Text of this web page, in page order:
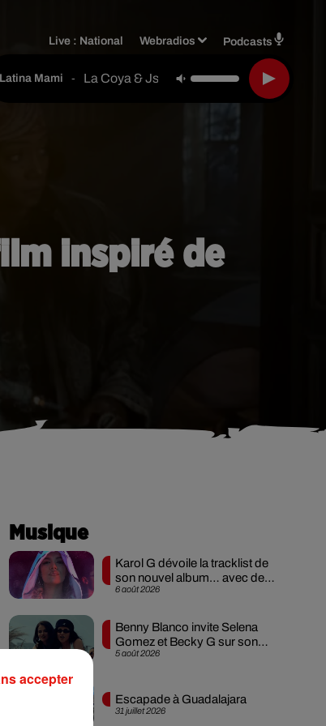
Live : National Webradios Podcasts
Latina Mami - La Coya & Jsca & Kimy Lq
inspiré de
Musique
6 août 2026
Karol G dévoile la tracklist de
son nouvel album… avec des
invités...
5 août 2026
Benny Blanco invite Selena
Gomez et Becky G sur son
nouveau single
31 juillet 2026
Escapade à Guadalajara
accepter